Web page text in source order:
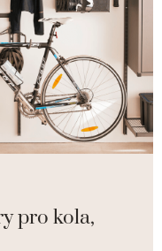
pro kola,